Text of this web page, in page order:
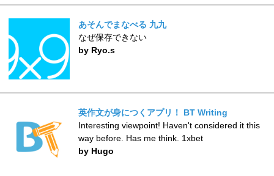
あそんでまなべる 九九
なぜ保存できない
by Ryo.s
英作文が身につくアプリ！ BT Writing
Interesting viewpoint! Haven't considered it this
way before. Has me think. 1xbet
by Hugo